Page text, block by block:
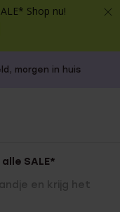
Shop nu!
morgen in huis
SALE*
en krijg het